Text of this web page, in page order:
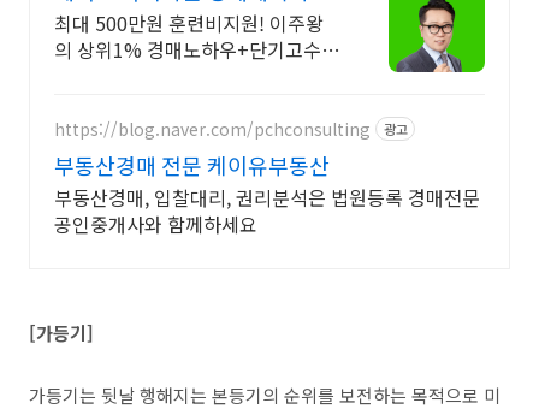
일배움카드 특급지원 혜택!
최대 500만원 훈련비지원! 이주왕
의 상위1% 경매노하우+단기고수익
https://blog.naver.com/pchconsulting 광고
부동산경매 전문 케이유부동산
부동산경매, 입찰대리, 권리분석은 법원등록 경매전문
공인중개사와 함께하세요
[가등기]
가등기는 뒷날 행해지는 본등기의 순위를 보전하는 목적으로 미